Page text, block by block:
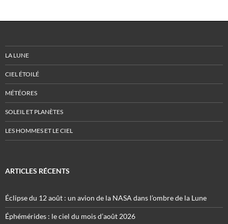
LA LUNE
CIEL ÉTOILÉ
MÉTÉORES
SOLEIL ET PLANÈTES
LES HOMMES ET LE CIEL
ARTICLES RÉCENTS
Éclipse du 12 août : un avion de la NASA dans l’ombre de la Lune
Éphémérides : le ciel du mois d’août 2026